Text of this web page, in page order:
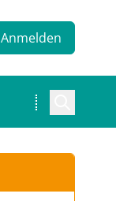
Anmelden